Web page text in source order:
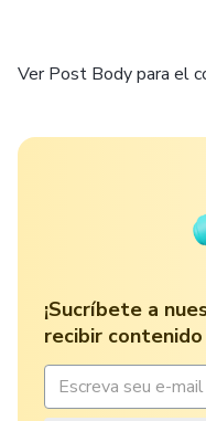
Ver Post Body para el
¡Sucríbete a
recibir